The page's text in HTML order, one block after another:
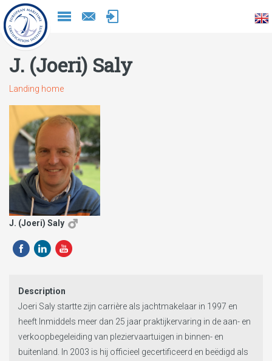
Naar
inhoud
J. (Joeri) Saly
Landing home
J. (Joeri) Saly
Description
Joeri Saly startte zijn carrière als jachtmakelaar in 1997 en
heeft Inmiddels meer dan 25 jaar praktijkervaring in de aan- en
verkoopbegeleiding van pleziervaartuigen in binnen- en
buitenland. In 2003 is hij officieel gecertificeerd en beëdigd als